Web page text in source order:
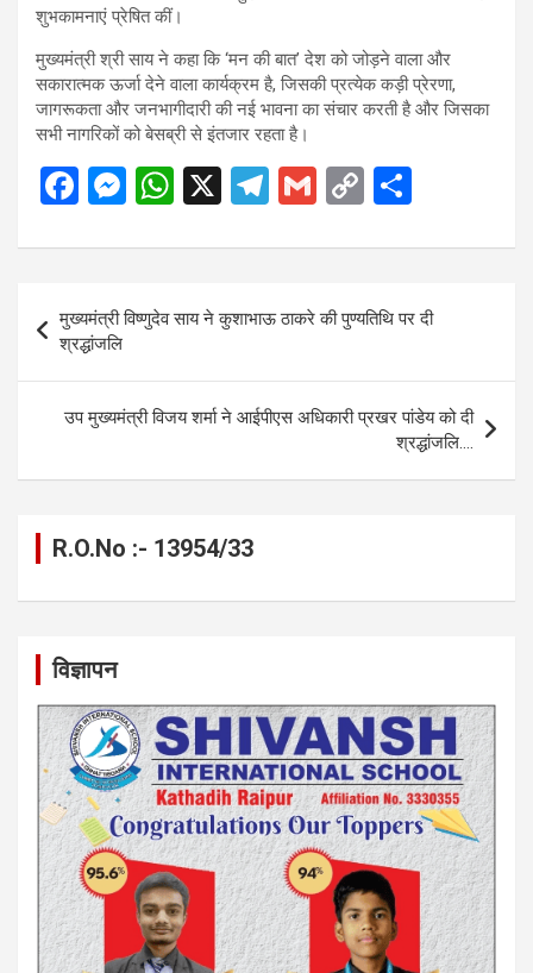
शुभकामनाएं प्रेषित कीं।
मुख्यमंत्री श्री साय ने कहा कि ‘मन की बात’ देश को जोड़ने वाला और
सकारात्मक ऊर्जा देने वाला कार्यक्रम है, जिसकी प्रत्येक कड़ी प्रेरणा,
जागरूकता और जनभागीदारी की नई भावना का संचार करती है और जिसका
सभी नागरिकों को बेसब्री से इंतजार रहता है।
F
ce
b
o
o
k
M
se
n
g
er
W
at
A
p
p
X
T
e
a
m
G
ail
C
py
Li
n
k
ar
e
navigation
मुख्यमंत्री विष्णुदेव साय ने कुशाभाऊ ठाकरे की पुण्यतिथि पर दी
श्रद्धांजलि
उप मुख्यमंत्री विजय शर्मा ने आईपीएस अधिकारी प्रखर पांडेय को दी
श्रद्धांजलि….
R.O.No :- 13954/33
विज्ञापन